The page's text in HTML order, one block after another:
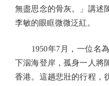
無盡思念的骨灰。」講述
李敏的眼眶微微泛紅。
1950年7月，一位名為
下泅海登岸，孤身一人將
香港。這趟悲壯的行程，